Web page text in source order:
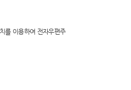
를 이용하여 전자우편주